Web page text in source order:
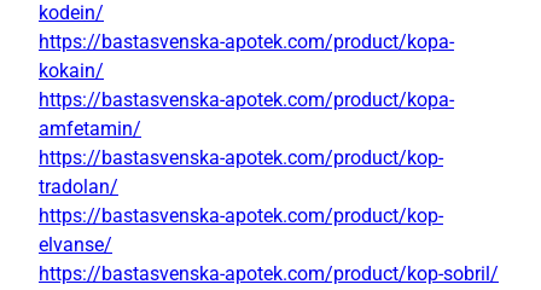
kodein/
https://bastasvenska-apotek.com/product/kopa-
kokain/
https://bastasvenska-apotek.com/product/kopa-
amfetamin/
https://bastasvenska-apotek.com/product/kop-
tradolan/
https://bastasvenska-apotek.com/product/kop-
elvanse/
https://bastasvenska-apotek.com/product/kop-sobril/